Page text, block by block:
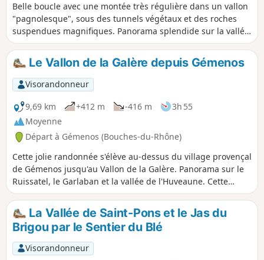
Belle boucle avec une montée très régulière dans un vallon
"pagnolesque", sous des tunnels végétaux et des roches
suspendues magnifiques. Panorama splendide sur la vallée
de l'Huveaune, Géménos, Aubagne, Marseille. Ensuite,
passage au très chaleureux refuge de Tuny puis redescente
par le Vallon de Saint Clair, lui aussi agrémenté de beaux
paysages de roches escarpées.
Le Vallon de la Galère depuis Gémenos
Visorandonneur
9,69 km
+412 m -416 m
3h 55
Moyenne
Départ à Gémenos (Bouches-du-Rhône)
Cette jolie randonnée s'élève au-dessus du village provençal
de Gémenos jusqu'au Vallon de la Galère. Panorama sur le
Ruissatel, le Garlaban et la vallée de l'Huveaune. Cette
randonnée est accessible par le réseau de transports en
commun gratuits du Pays d'Aubagne et de l'Etoile.
La Vallée de Saint-Pons et le Jas du
Brigou par le Sentier du Blé
Visorandonneur